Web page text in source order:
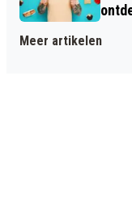
Meer artikelen